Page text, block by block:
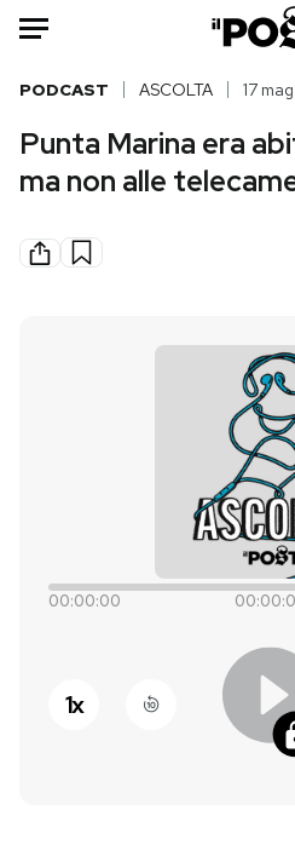
HOME
Mondo
Politica
PODCAST
PODCAST ASCOLTA 17
Punta Marina era
ma non alle
00:00:00
1x